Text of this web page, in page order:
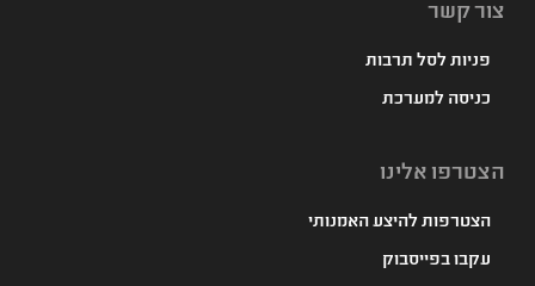
צור קשר
פניות לסל תרבות
כניסה למערכת
הצטרפו אלינו
הצטרפות להיצע האמנותי
עקבו בפייסבוק